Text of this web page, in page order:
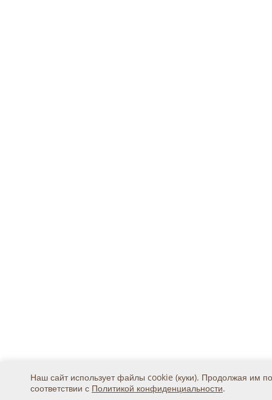
Наш сайт использует файлы cookie (куки). Продолжая им
соответствии с Политикой конфиденциальности.